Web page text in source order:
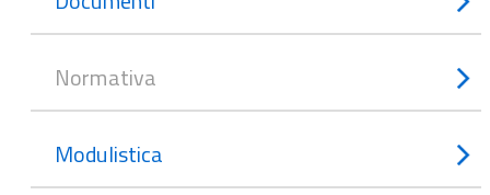
Normativa
Modulistica